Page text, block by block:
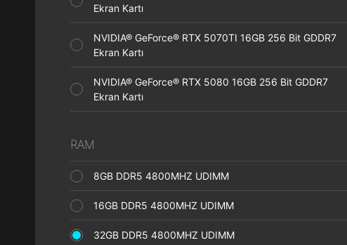
Ekran Kartı
NVIDIA® GeForce® RTX 5070TI 16GB 256 Bit GDDR7
Ekran Kartı
NVIDIA® GeForce® RTX 5080 16GB 256 Bit GDDR7
Ekran Kartı
RAM
8GB DDR5 4800MHZ UDIMM
16GB DDR5 4800MHZ UDIMM
32GB DDR5 4800MHZ UDIMM